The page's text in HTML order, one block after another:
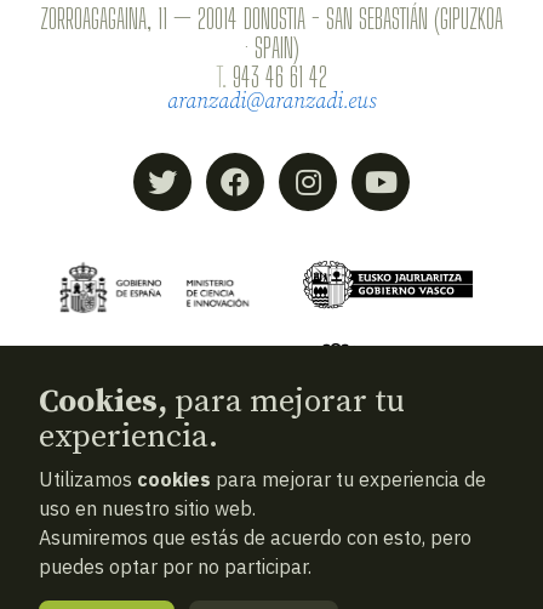
ZORROAGAGAINA, 11 — 20014 DONOSTIA - SAN SEBASTIÁN (GIPUZKOA
· SPAIN)
T. 943 46 61 42
aranzadi@aranzadi.eus
© 2026Aranzadi — Zientzia elkartea
Términos y condiciones
Política de privacidad
Cookies, para mejorar tu
experiencia.
Utilizamos cookies para mejorar tu experiencia de
uso en nuestro sitio web.
Asumiremos que estás de acuerdo con esto, pero
puedes optar por no participar.